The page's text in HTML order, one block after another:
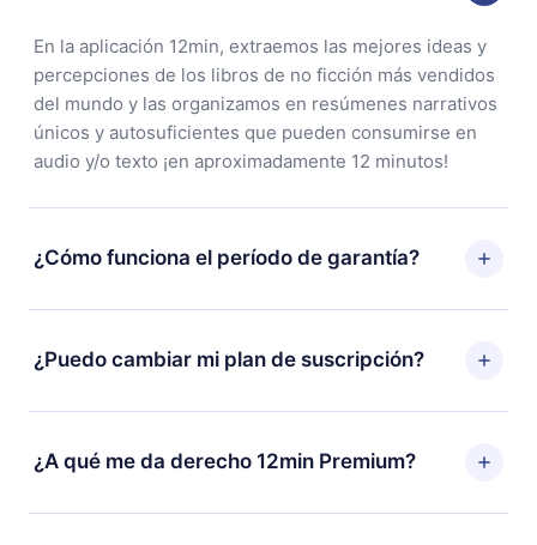
En la aplicación 12min, extraemos las mejores ideas y
percepciones de los libros de no ficción más vendidos
del mundo y las organizamos en resúmenes narrativos
únicos y autosuficientes que pueden consumirse en
audio y/o texto ¡en aproximadamente 12 minutos!
¿Cómo funciona el período de garantía?
Puedes descargar nuestra aplicación y comenzar a
disfrutar de nuestra biblioteca. Si por alguna razón no
estás satisfecho con nuestra plataforma, simplemente
a la compra y solicita el reembolso del valor. Recibirás
¿Puedo cambiar mi plan de suscripción?
Sí, pero el cambio solo se aplicará a partir del próximo
período de facturación. Por ejemplo, si decides
cambiar tu suscripción mensual a anual, después de
¿A qué me da derecho 12min Premium?
12min Premium es un plan que te garantiza acceso a